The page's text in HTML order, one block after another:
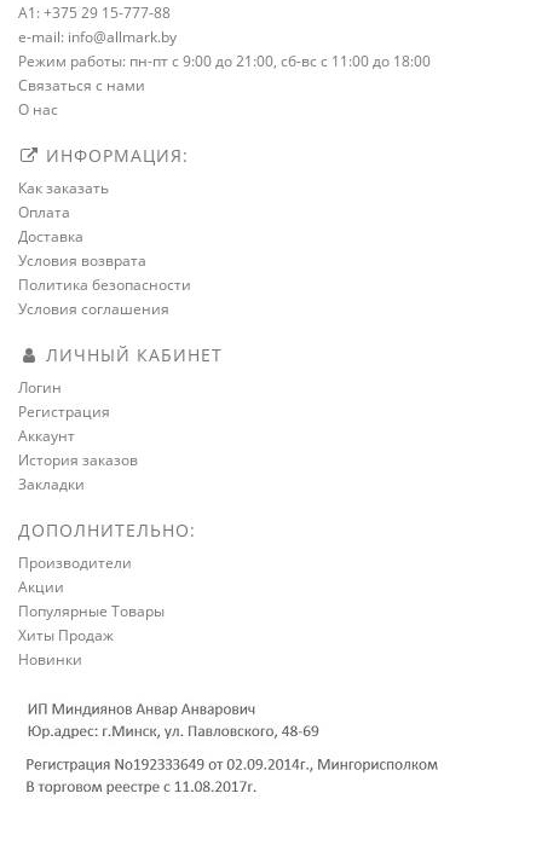
A1: +375 29 15-777-88
e-mail: info@allmark.by
Режим работы: пн-пт с 9:00 до 21:00, сб-вс с 11:00 до 18:00
Связаться с нами
О нас
ИНФОРМАЦИЯ:
Как заказать
Оплата
Доставка
Условия возврата
Политика безопасности
Условия соглашения
ЛИЧНЫЙ КАБИНЕТ
Логин
Регистрация
Аккаунт
История заказов
Закладки
ДОПОЛНИТЕЛЬНО:
Производители
Акции
Популярные Товары
Хиты Продаж
Новинки